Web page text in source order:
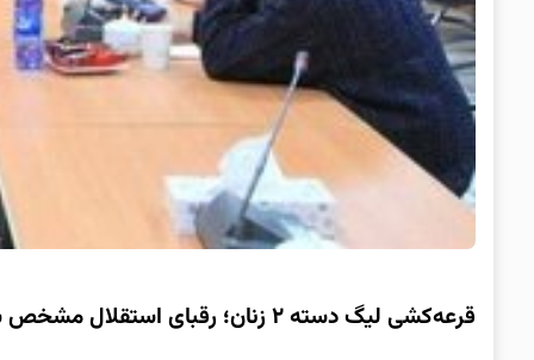
قرعه‌کشی لیگ دسته ۲ زنان؛ رقبای استقلال مشخص شدند